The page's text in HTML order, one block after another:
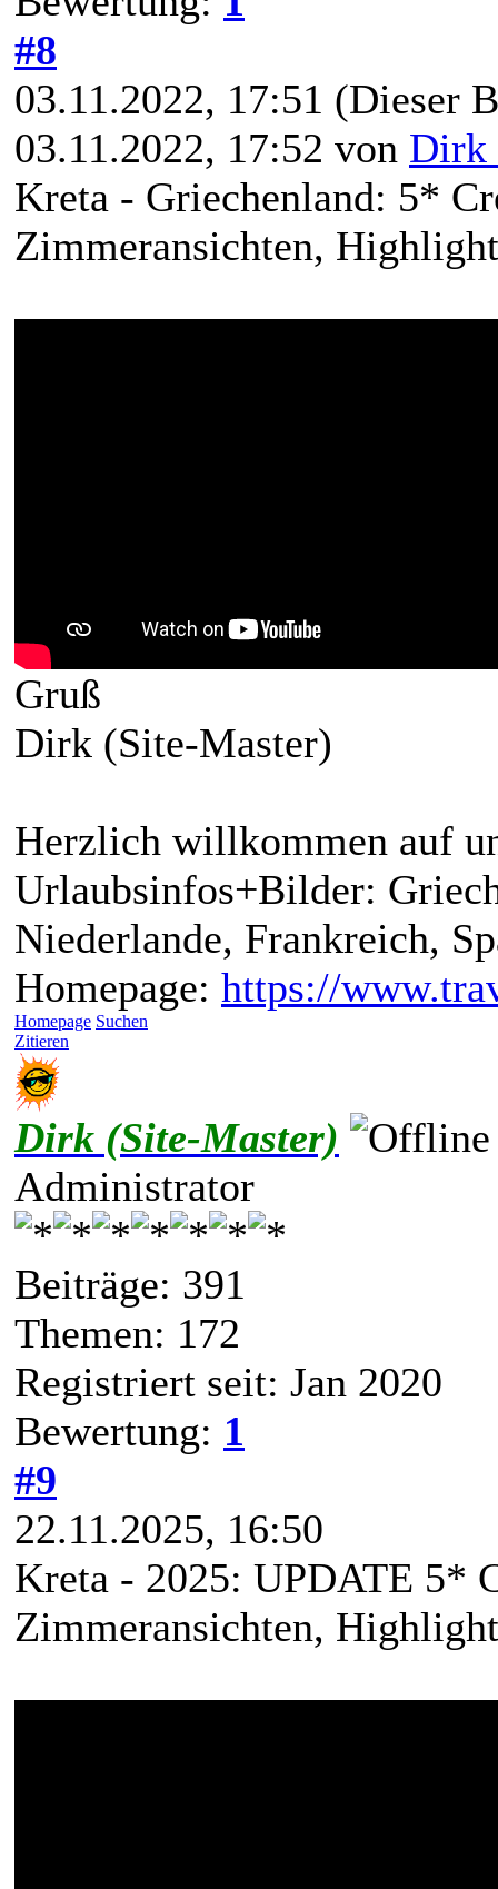
#8
03.11.2022, 17:51 (Dieser
03.11.2022, 17:52 von Dirk
Kreta - Griechenland: 5*
Zimmeransichten,
Gruß
Dirk (Site-Master)
Herzlich willkommen auf
Urlaubsinfos+Bilder:
Niederlande, Frankreich,
Homepage: https://
Homepage Suchen
Zitieren
Dirk (Site-Master)
Administrator
Beiträge: 391
Themen: 172
Registriert seit: Jan 2020
Bewertung: 1
#9
22.11.2025, 16:50
Kreta - 2025: UPDATE 5*
Zimmeransichten,